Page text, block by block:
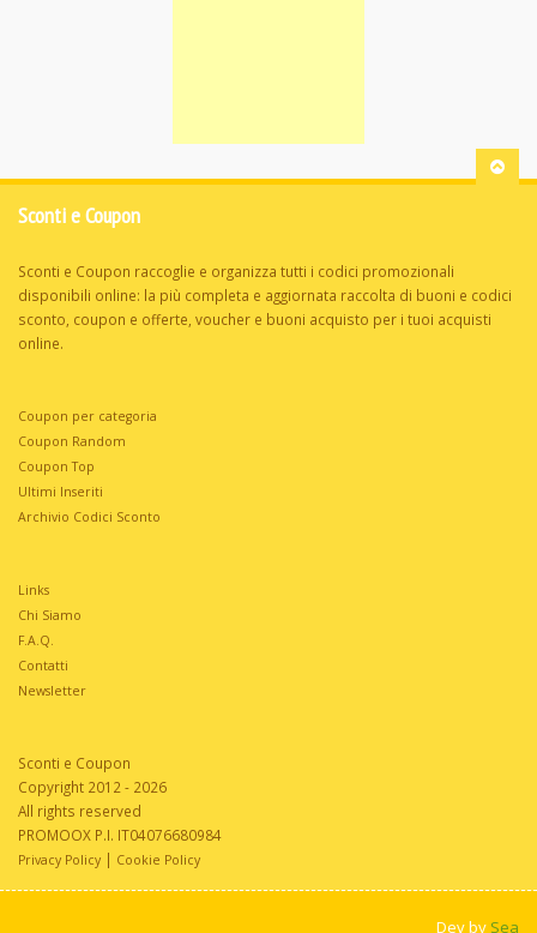
Sconti e Coupon
Sconti e Coupon raccoglie e organizza tutti i codici promozionali
disponibili online: la più completa e aggiornata raccolta di buoni e codici
sconto, coupon e offerte, voucher e buoni acquisto per i tuoi acquisti
online.
Coupon per categoria
Coupon Random
Coupon Top
Ultimi Inseriti
Archivio Codici Sconto
Links
Chi Siamo
F.A.Q.
Contatti
Newsletter
Sconti e Coupon
Copyright 2012 - 2026
All rights reserved
PROMOOX P.I. IT04076680984
Privacy Policy | Cookie Policy
Dev by Sea